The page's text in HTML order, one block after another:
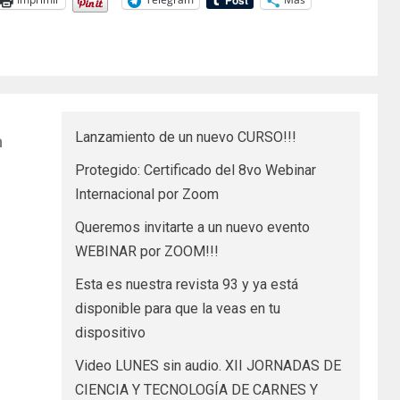
Lanzamiento de un nuevo CURSO!!!
Protegido: Certificado del 8vo Webinar
Internacional por Zoom
Queremos invitarte a un nuevo evento
WEBINAR por ZOOM!!!
Esta es nuestra revista 93 y ya está
disponible para que la veas en tu
dispositivo
Video LUNES sin audio. XII JORNADAS DE
CIENCIA Y TECNOLOGÍA DE CARNES Y